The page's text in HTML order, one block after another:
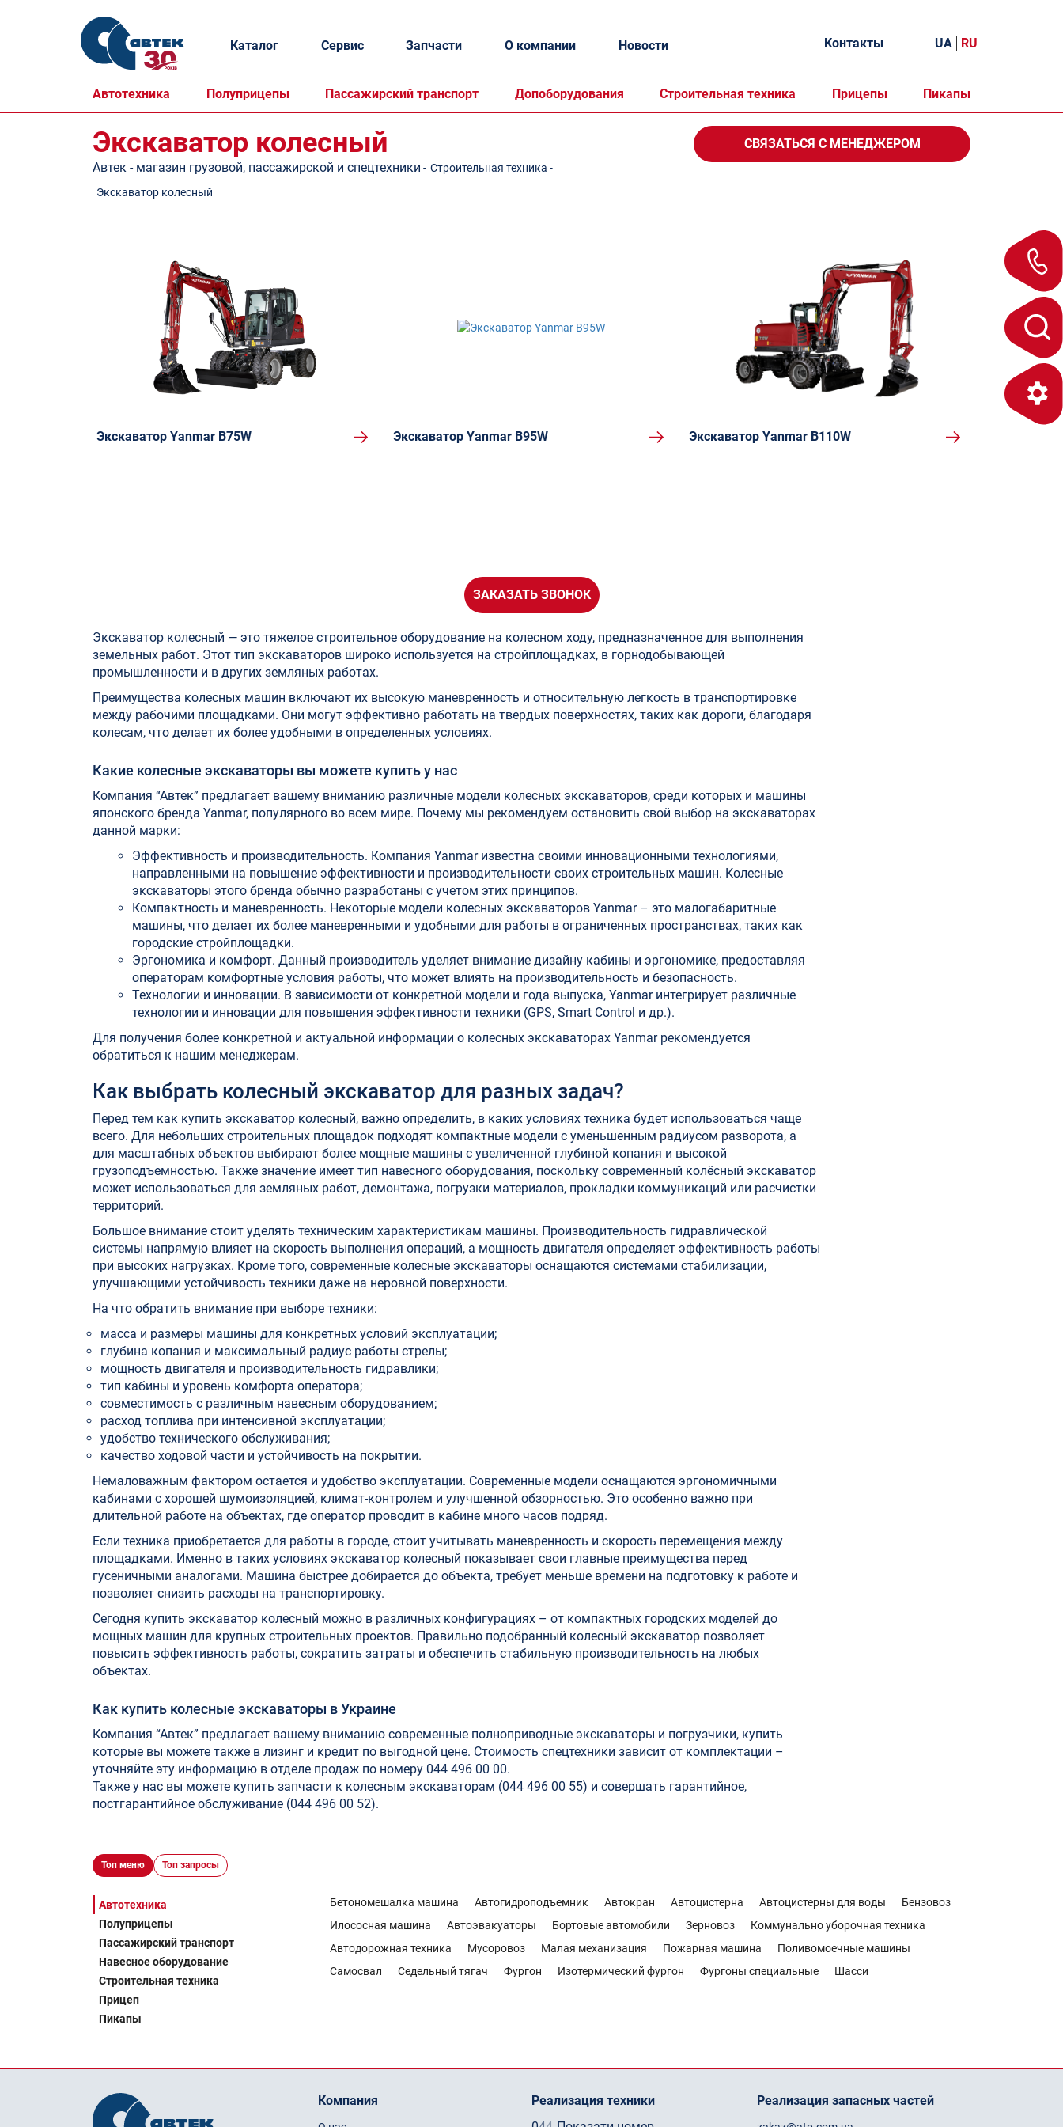
Каталог
Автотехника Полуприцепы Пассажирский транспорт Допоборудования Строительная техника Прицепы Пикапы
Сервис Запчасти О компании Новости Контакты UA RU
Экскаватор колесный
Автек - магазин грузовой, пассажирской и спецтехники - Строительная техника -
Экскаватор колесный
СВЯЗАТЬСЯ С МЕНЕДЖЕРОМ
Экскаватор Yanmar B75W Экскаватор Yanmar B95W Экскаватор Yanmar B110W
ЗАКАЗАТЬ ЗВОНОК
Экскаватор колесный — это тяжелое строительное оборудование на колесном ходу, предназначенное для выполнения
земельных работ. Этот тип экскаваторов широко используется на стройплощадках, в горнодобывающей
промышленности и в других земляных работах.
Преимущества колесных машин включают их высокую маневренность и относительную легкость в транспортировке
между рабочими площадками. Они могут эффективно работать на твердых поверхностях, таких как дороги, благодаря
колесам, что делает их более удобными в определенных условиях.
Какие колесные экскаваторы вы можете купить у нас
Компания “Автек” предлагает вашему вниманию различные модели колесных экскаваторов, среди которых и машины
японского бренда Yanmar, популярного во всем мире. Почему мы рекомендуем остановить свой выбор на экскаваторах
данной марки:
Эффективность и производительность. Компания Yanmar известна своими инновационными технологиями,
направленными на повышение эффективности и производительности своих строительных машин. Колесные
экскаваторы этого бренда обычно разработаны с учетом этих принципов.
Компактность и маневренность. Некоторые модели колесных экскаваторов Yanmar – это малогабаритные
машины, что делает их более маневренными и удобными для работы в ограниченных пространствах, таких как
городские стройплощадки.
Эргономика и комфорт. Данный производитель уделяет внимание дизайну кабины и эргономике, предоставляя
операторам комфортные условия работы, что может влиять на производительность и безопасность.
Технологии и инновации. В зависимости от конкретной модели и года выпуска, Yanmar интегрирует различные
технологии и инновации для повышения эффективности техники (GPS, Smart Control и др.).
Для получения более конкретной и актуальной информации о колесных экскаваторах Yanmar рекомендуется
обратиться к нашим менеджерам.
Как выбрать колесный экскаватор для разных задач?
Перед тем как купить экскаватор колесный, важно определить, в каких условиях техника будет использоваться чаще
всего. Для небольших строительных площадок подходят компактные модели с уменьшенным радиусом разворота, а
для масштабных объектов выбирают более мощные машины с увеличенной глубиной копания и высокой
грузоподъемностью. Также значение имеет тип навесного оборудования, поскольку современный колёсный экскаватор
может использоваться для земляных работ, демонтажа, погрузки материалов, прокладки коммуникаций или расчистки
территорий.
Большое внимание стоит уделять техническим характеристикам машины. Производительность гидравлической
системы напрямую влияет на скорость выполнения операций, а мощность двигателя определяет эффективность работы
при высоких нагрузках. Кроме того, современные колесные экскаваторы оснащаются системами стабилизации,
улучшающими устойчивость техники даже на неровной поверхности.
На что обратить внимание при выборе техники:
масса и размеры машины для конкретных условий эксплуатации;
глубина копания и максимальный радиус работы стрелы;
мощность двигателя и производительность гидравлики;
тип кабины и уровень комфорта оператора;
совместимость с различным навесным оборудованием;
расход топлива при интенсивной эксплуатации;
удобство технического обслуживания;
качество ходовой части и устойчивость на покрытии.
Немаловажным фактором остается и удобство эксплуатации. Современные модели оснащаются эргономичными
кабинами с хорошей шумоизоляцией, климат-контролем и улучшенной обзорностью. Это особенно важно при
длительной работе на объектах, где оператор проводит в кабине много часов подряд.
Если техника приобретается для работы в городе, стоит учитывать маневренность и скорость перемещения между
площадками. Именно в таких условиях экскаватор колесный показывает свои главные преимущества перед
гусеничными аналогами. Машина быстрее добирается до объекта, требует меньше времени на подготовку к работе и
позволяет снизить расходы на транспортировку.
Сегодня купить экскаватор колесный можно в различных конфигурациях – от компактных городских моделей до
мощных машин для крупных строительных проектов. Правильно подобранный колесный экскаватор позволяет
повысить эффективность работы, сократить затраты и обеспечить стабильную производительность на любых
объектах.
Как купить колесные экскаваторы в Украине
Компания “Автек” предлагает вашему вниманию современные полноприводные экскаваторы и погрузчики, купить
которые вы можете также в лизинг и кредит по выгодной цене. Стоимость спецтехники зависит от комплектации –
уточняйте эту информацию в отделе продаж по номеру 044 496 00 00.
Также у нас вы можете купить запчасти к колесным экскаваторам (044 496 00 55) и совершать гарантийное,
постгарантийное обслуживание (044 496 00 52).
Топ меню Топ запросы
Автотехника
Полуприцепы
Пассажирский транспорт
Навесное оборудование
Строительная техника
Прицеп
Пикапы
Бетономешалка машина Автогидроподъемник Автокран Автоцистерна Автоцистерны для воды
Бензовоз
Илососная машина
Автоэвакуаторы Бортовые автомобили Зерновоз
Коммунально уборочная техника
Автодорожная техника
Мусоровоз Малая механизация Пожарная машина
Поливомоечные машины
Самосвал
Седельный тягач Фургон Изотермический фургон Фургоны специальные Шасси
Компания
Реализация техники
Реализация запасных частей